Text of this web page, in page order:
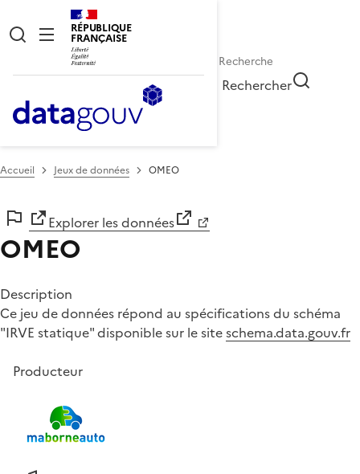
RÉPUBLIQUE
FRANÇAISE
Rechercher
Accueil Jeux de données OMEO
Explorer les données
OMEO
Description
Ce jeu de données répond au spécifications du schéma
"IRVE statique" disponible sur le siteschema.data.gouv.fr
Producteur